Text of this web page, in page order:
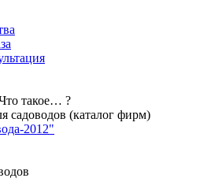
такое… ?
садоводов (каталог фирм)
2012"